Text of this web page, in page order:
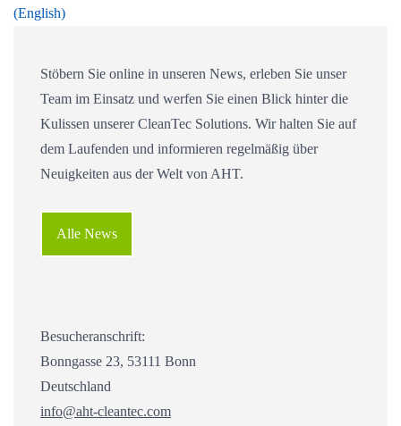
(English)
Stöbern Sie online in unseren News, erleben Sie unser
Team im Einsatz und werfen Sie einen Blick hinter die
Kulissen unserer CleanTec Solutions. Wir halten Sie auf
dem Laufenden und informieren regelmäßig über
Neuigkeiten aus der Welt von AHT.
Alle News
Besucheranschrift:
Bonngasse 23, 53111 Bonn
Deutschland
info@aht-cleantec.com